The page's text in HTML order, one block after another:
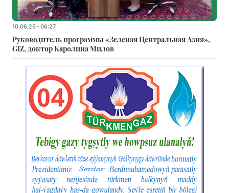
10.06.25 - 06:27
Руководитель программы «Зеленая Центральная Азия»,
GIZ, доктор Каролина Милов